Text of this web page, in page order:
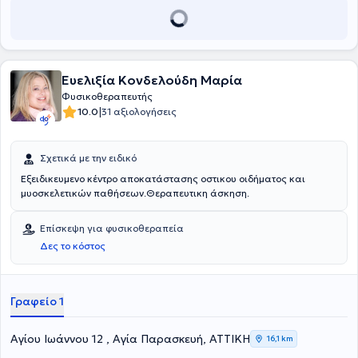
ορθοπαιδικές παθήσεις (φυσικοθεραπεία και ειδικά τμήματα
ώμου, γόνατος, σπονδυλικής στήλης, άκρας χείρας, λεκάνης,
υπηρεσίες ρομποτικής νευροαποκατάστασης, Alzheimer -
Διακρανιακός Παλμικός Ερεθισμός (TPS) και Διακρανιακός
Ηλεκτρικός Ερεθισμός (TDCS).
Ευελιξία Κονδελούδη Μαρία
Φυσικοθεραπευτής
10.0|31 αξιολογήσεις
Σχετικά με την ειδικό
Εξειδικευμενο κέντρο αποκατάστασης οστικου οιδήματος και
μυοσκελετικών παθήσεων.Θεραπευτικη άσκηση.
Επίσκεψη για φυσικοθεραπεία
Δες το κόστος
Γραφείο 1
Αγίου Ιωάννου 12 , Αγία Παρασκευή, ΑΤΤΙΚΗ 16,1 km